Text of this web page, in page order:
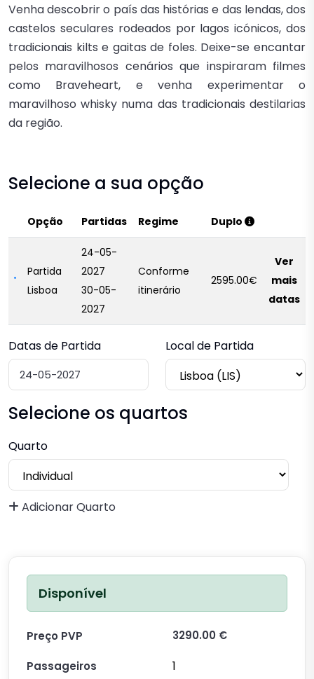
Venha descobrir o país das histórias e das lendas, dos
castelos seculares rodeados por lagos icónicos, dos
tradicionais kilts e gaitas de foles. Deixe-se encantar
pelos maravilhosos cenários que inspiraram filmes
como Braveheart, e venha experimentar o
maravilhoso whisky numa das tradicionais destilarias
da região.
Selecione a sua opção
Opção Partidas Regime Duplo
Partida
Lisboa
24-05-
2027
30-05-
2027
Conforme
itinerário
2595.00€
Ver
mais
datas
Datas de Partida Local de Partida
Selecione os quartos
Quarto
Adicionar Quarto
Disponível
Preço PVP 3290.00 €
Passageiros 1